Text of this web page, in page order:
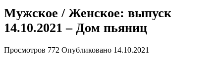
Мужское / Женское: выпуск
14.10.2021 – Дом пьяниц
Просмотров 772 Опубликовано 14.10.2021